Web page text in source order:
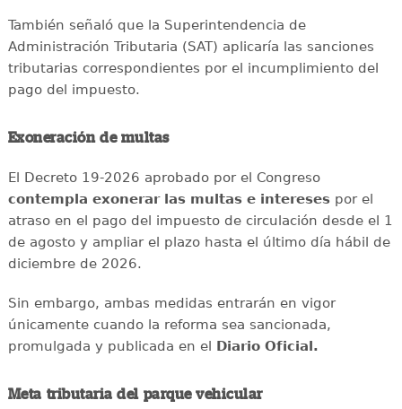
También señaló que la Superintendencia de
Administración Tributaria (SAT) aplicaría las sanciones
tributarias correspondientes por el incumplimiento del
pago del impuesto.
Exoneración de multas
El Decreto 19-2026 aprobado por el Congreso
contempla exonerar las multas e interesespor el
atraso en el pago del impuesto de circulación desde el 1
de agosto y ampliar el plazo hasta el último día hábil de
diciembre de 2026.
Sin embargo, ambas medidas entrarán en vigor
únicamente cuando la reforma sea sancionada,
promulgada y publicada en el Diario Oficial.
Meta tributaria del parque vehicular